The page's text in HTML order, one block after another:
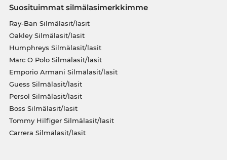
Suosituimmat silmälasimerkkimme
Ray-Ban Silmälasit/lasit
Oakley Silmälasit/lasit
Humphreys Silmälasit/lasit
Marc O Polo Silmälasit/lasit
Emporio Armani Silmälasit/lasit
Guess Silmälasit/lasit
Persol Silmälasit/lasit
Boss Silmälasit/lasit
Tommy Hilfiger Silmälasit/lasit
Carrera Silmälasit/lasit